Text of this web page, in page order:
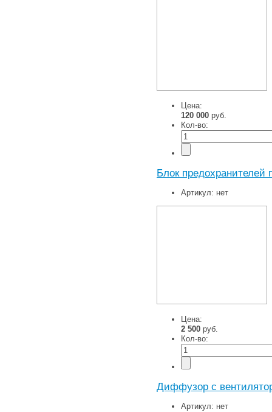
Цена:
120 000 руб.
Кол-во:
Блок предохранителей
Артикул: нет
Цена:
2 500 руб.
Кол-во:
Диффузор с
Артикул: нет